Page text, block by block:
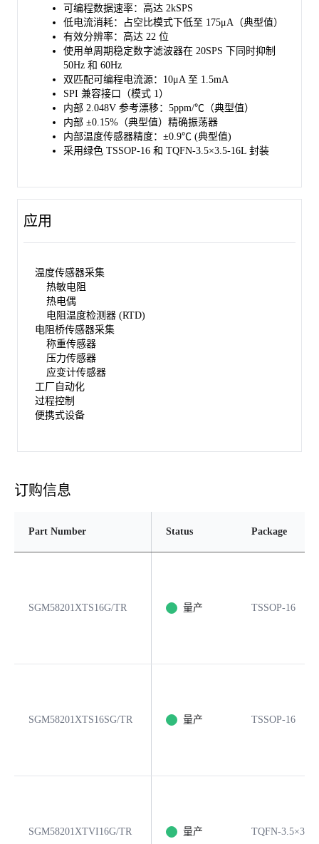
SGM58201采用绿色TSSOP-16和TQFN-3.5×3.5-16L封装，适用
于-40℃至+125℃的扩展温度范围。
可编程数据速率：高达 2kSPS
低电流消耗：占空比模式下低至 175μA（典型值）
有效分辨率：高达 22 位
使用单周期稳定数字滤波器在 20SPS 下同时抑制
50Hz 和 60Hz
双匹配可编程电流源：10μA 至 1.5mA
SPI 兼容接口（模式 1）
内部 2.048V 参考漂移：5ppm/℃（典型值）
内部 ±0.15%（典型值）精确振荡器
内部温度传感器精度：±0.9℃ (典型值)
采用绿色 TSSOP-16 和 TQFN-3.5×3.5-16L 封装
应用
温度传感器采集
热敏电阻
热电偶
电阻温度检测器 (RTD)
电阻桥传感器采集
称重传感器
压力传感器
应变计传感器
工厂自动化
过程控制
便携式设备
订购信息
Part Number Status Package
SGM58201XTS16G/TR 量产 TSSOP-16
SGM58201XTS16SG/TR 量产 TSSOP-16
SGM58201XTVI16G/TR 量产 TQFN-3.5×3.5-